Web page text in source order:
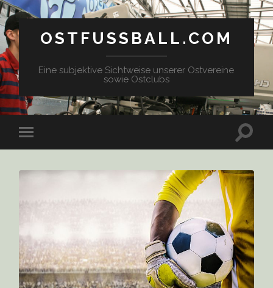
OSTFUSSBALL.COM
Eine subjektive Sichtweise unserer Ostvereine
sowie Ostclubs